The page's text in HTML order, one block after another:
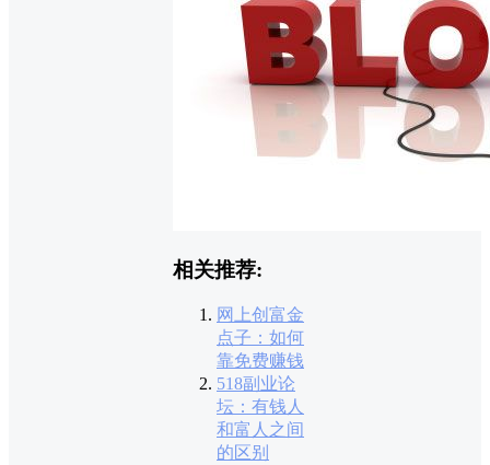
相关推荐:
网上创富金
点子：如何
靠免费赚钱
518副业论
坛：有钱人
和富人之间
的区别